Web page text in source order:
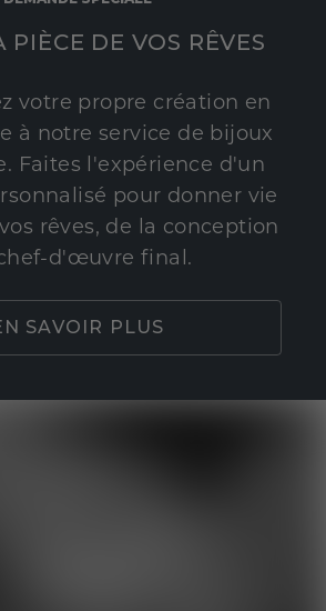
PIÈCE DE VOS RÊVES
votre propre création en
à notre service de bijoux
Faites l'expérience d'un
pour donner vie
rêves, de la conception
d'œuvre final.
SAVOIR PLUS